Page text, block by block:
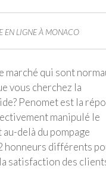
EN LIGNE À MONACO
marché qui sont
vous cherchez la
Penomet est la
manipulé le
delà du pompage
honneurs différents
satisfaction des